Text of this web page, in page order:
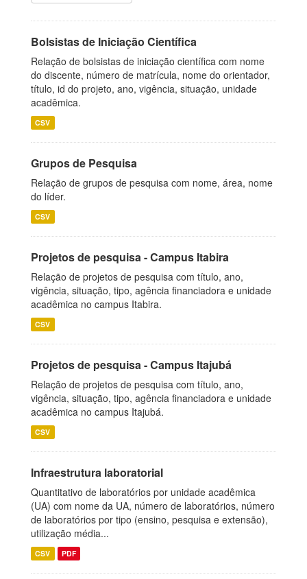
Bolsistas de Iniciação Científica
Relação de bolsistas de iniciação científica com nome
do discente, número de matrícula, nome do orientador,
título, id do projeto, ano, vigência, situação, unidade
acadêmica.
CSV
Grupos de Pesquisa
Relação de grupos de pesquisa com nome, área, nome
do líder.
CSV
Projetos de pesquisa - Campus Itabira
Relação de projetos de pesquisa com título, ano,
vigência, situação, tipo, agência financiadora e unidade
acadêmica no campus Itabira.
CSV
Projetos de pesquisa - Campus Itajubá
Relação de projetos de pesquisa com título, ano,
vigência, situação, tipo, agência financiadora e unidade
acadêmica no campus Itajubá.
CSV
Infraestrutura laboratorial
Quantitativo de laboratórios por unidade acadêmica
(UA) com nome da UA, número de laboratórios, número
de laboratórios por tipo (ensino, pesquisa e extensão),
utilização média...
CSV PDF